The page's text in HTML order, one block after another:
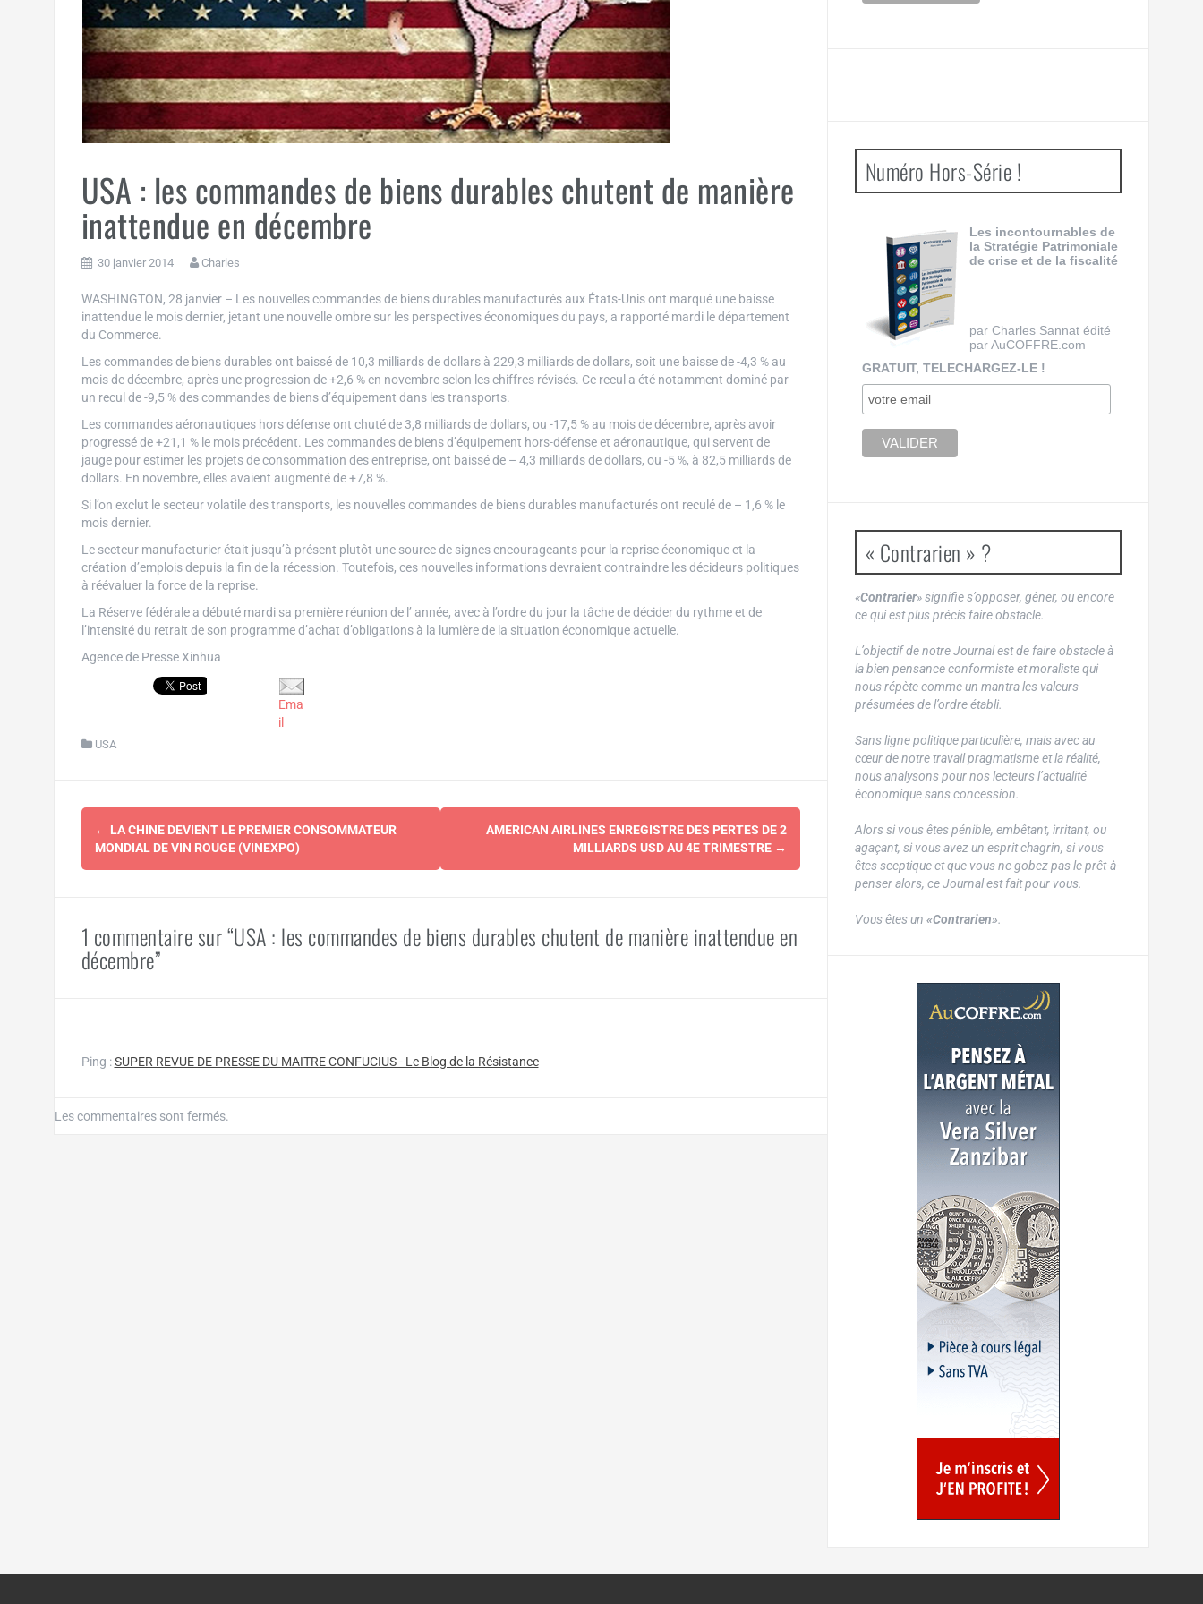
USA : les commandes de biens durables chutent de manière
inattendue en décembre
30 janvier 2014 Charles
WASHINGTON, 28 janvier – Les nouvelles commandes de biens durables manufacturés aux États-Unis ont marqué une baisse
inattendue le mois dernier, jetant une nouvelle ombre sur les perspectives économiques du pays, a rapporté mardi le département
du Commerce.
Les commandes de biens durables ont baissé de 10,3 milliards de dollars à 229,3 milliards de dollars, soit une baisse de -4,3 % au
mois de décembre, après une progression de +2,6 % en novembre selon les chiffres révisés. Ce recul a été notamment dominé par
un recul de -9,5 % des commandes de biens d’équipement dans les transports.
Les commandes aéronautiques hors défense ont chuté de 3,8 milliards de dollars, ou -17,5 % au mois de décembre, après avoir
progressé de +21,1 % le mois précédent. Les commandes de biens d’équipement hors-défense et aéronautique, qui servent de
jauge pour estimer les projets de consommation des entreprise, ont baissé de – 4,3 milliards de dollars, ou -5 %, à 82,5 milliards de
dollars. En novembre, elles avaient augmenté de +7,8 %.
Si l’on exclut le secteur volatile des transports, les nouvelles commandes de biens durables manufacturés ont reculé de – 1,6 % le
mois dernier.
Le secteur manufacturier était jusqu’à présent plutôt une source de signes encourageants pour la reprise économique et la
création d’emplois depuis la fin de la récession. Toutefois, ces nouvelles informations devraient contraindre les décideurs politiques
à réévaluer la force de la reprise.
La Réserve fédérale a débuté mardi sa première réunion de l’ année, avec à l’ordre du jour la tâche de décider du rythme et de
l’intensité du retrait de son programme d’achat d’obligations à la lumière de la situation économique actuelle.
Agence de Presse Xinhua
Ema
il
USA
Navigation
d'article
← LA CHINE DEVIENT LE PREMIER CONSOMMATEUR
MONDIAL DE VIN ROUGE (VINEXPO)
AMERICAN AIRLINES ENREGISTRE DES PERTES DE 2
MILLIARDS USD AU 4E TRIMESTRE →
1 commentaire sur “USA : les commandes de biens durables chutent de manière inattendue en
décembre”
Ping :SUPER REVUE DE PRESSE DU MAITRE CONFUCIUS - Le Blog de la Résistance
Les commentaires sont fermés.
Numéro Hors-Série !
Les incontournables de
la Stratégie Patrimoniale
de crise et de la fiscalité
par Charles Sannat édité
par AuCOFFRE.com
GRATUIT, TELECHARGEZ-LE !
« Contrarien » ?
«Contrarier» signifie s’opposer, gêner, ou encore
ce qui est plus précis faire obstacle.
L’objectif de notre Journal est de faire obstacle à
la bien pensance conformiste et moraliste qui
nous répète comme un mantra les valeurs
présumées de l’ordre établi.
Sans ligne politique particulière, mais avec au
cœur de notre travail pragmatisme et la réalité,
nous analysons pour nos lecteurs l’actualité
économique sans concession.
Alors si vous êtes pénible, embêtant, irritant, ou
agaçant, si vous avez un esprit chagrin, si vous
êtes sceptique et que vous ne gobez pas le prêt-à-
penser alors, ce Journal est fait pour vous.
Vous êtes un «Contrarien».